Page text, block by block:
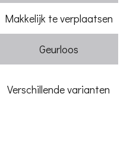
Makkelijk te verplaatsen
Geurloos
Verschillende varianten